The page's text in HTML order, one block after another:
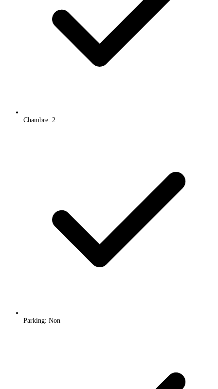
Chambre: 2
Parking: Non